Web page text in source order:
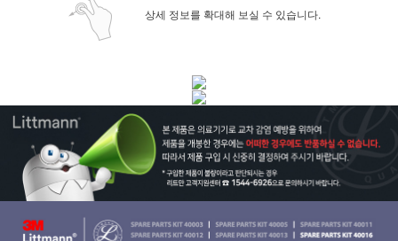
상세 정보를 확대해 보실 수 있습니다.